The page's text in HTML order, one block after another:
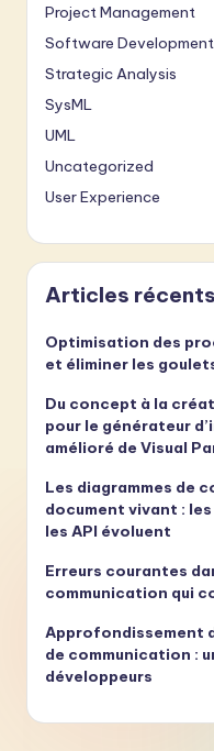
Project Management
Software Development
Strategic Analysis
SysML
UML
Uncategorized
User Experience
Articles récents
Optimisation des
et éliminer les
Du concept à la
pour le générateur
amélioré de Visual
Les diagrammes de
document vivant :
les API évoluent
Erreurs courantes
communication qui
Approfondissement
de communication :
développeurs